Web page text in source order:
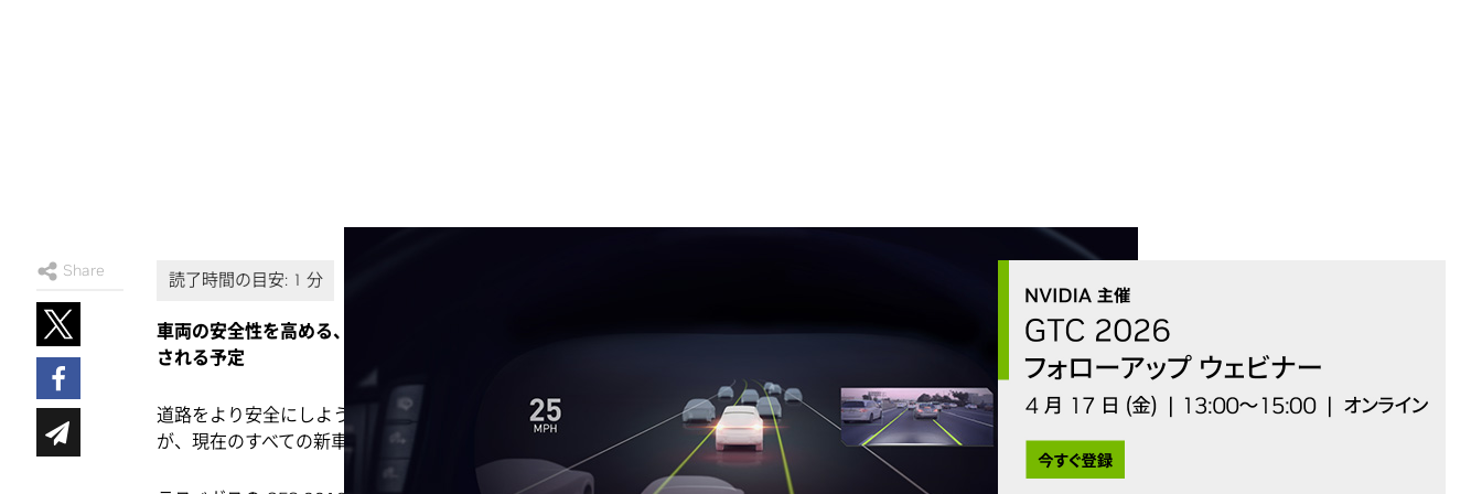
Share
車両の安全性を高める、世界初の商用利用可能なレベル 2+ 自動運転システムの生産が 2020 年に開始
される予定
道路をより安全にしようとしているのなら、自律走行できる車両の登場を待つ必要はありません。AI
が、現在のすべての新車をよりよくできる可能性を持っているからです。